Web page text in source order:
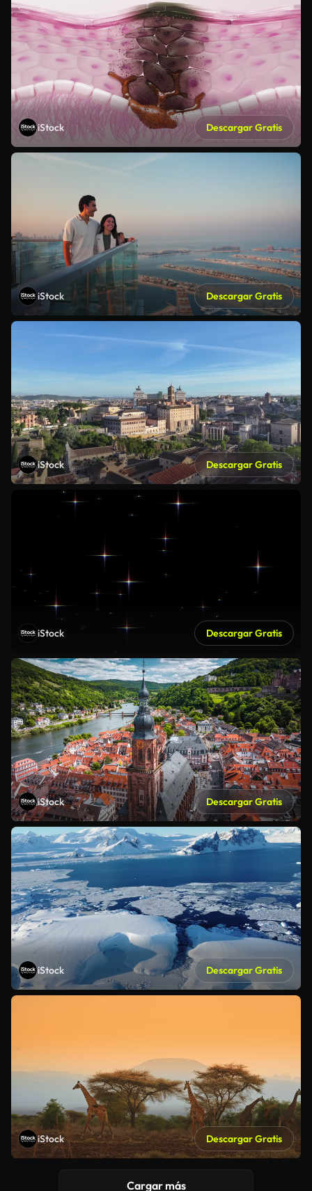
iStock Descargar Gratis
iStock Descargar Gratis
iStock Descargar Gratis
iStock Descargar Gratis
iStock Descargar Gratis
iStock Descargar Gratis
iStock Descargar Gratis
Cargar más